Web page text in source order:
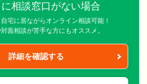
相談窓口がない場合
宅に居ながらオンライン相談可能！
面相談が苦手な方にもオススメ。
詳細を確認する